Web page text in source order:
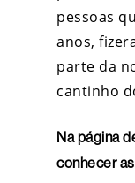
pessoas
anos,
parte da
cantinho
Na página
conhecer